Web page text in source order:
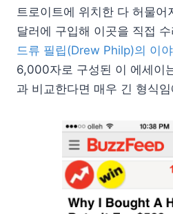
트로이트에 위치한 다 허물
달러에 구입해 이곳을 직접
드류 필립(Drew Philp)의 이
6,000자로 구성된 이 에세이
과 비교한다면 매우 긴 형식